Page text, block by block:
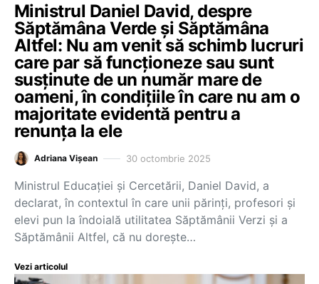
Ministrul Daniel David, despre
Săptămâna Verde și Săptămâna
Altfel: Nu am venit să schimb lucruri
care par să funcționeze sau sunt
susținute de un număr mare de
oameni, în condițiile în care nu am o
majoritate evidentă pentru a
renunța la ele
Adriana Vișean 30 octombrie 2025
Ministrul Educației și Cercetării, Daniel David, a
declarat, în contextul în care unii părinți, profesori și
elevi pun la îndoială utilitatea Săptămânii Verzi și a
Săptămânii Altfel, că nu dorește…
Vezi articolul